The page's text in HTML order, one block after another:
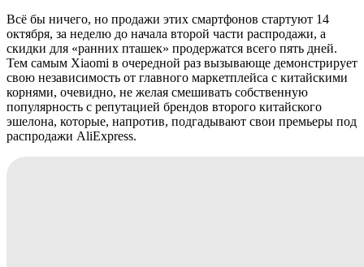
Всё бы ничего, но продажи этих смартфонов стартуют 14
октября, за неделю до начала второй части распродажи, а
скидки для «ранних пташек» продержатся всего пять дней.
Тем самым Xiaomi в очередной раз вызывающе демонстрирует
свою независимость от главного маркетплейса с китайскими
корнями, очевидно, не желая смешивать собственную
популярность с репутацией брендов второго китайского
эшелона, которые, напротив, подгадывают свои премьеры под
распродажи AliExpress.